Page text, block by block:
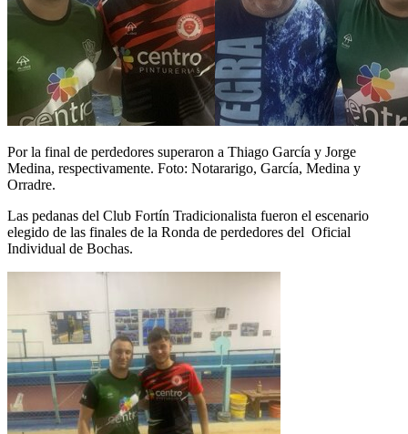
Por la final de perdedores superaron a Thiago García y Jorge
Medina, respectivamente. Foto: Notararigo, García, Medina y
Orradre.
Las pedanas del Club Fortín Tradicionalista fueron el escenario
elegido de las finales de la Ronda de perdedores del Oficial
Individual de Bochas.